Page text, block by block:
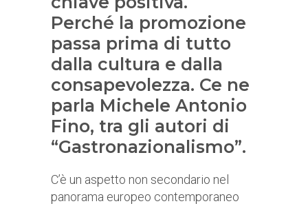
Perché la promozione
passa prima di tutto
dalla cultura e dalla
consapevolezza. Ce ne
parla Michele Antonio
Fino, tra gli autori di
“Gastronazionalismo”.
C’è un aspetto non secondario nel
panorama europeo contemporaneo